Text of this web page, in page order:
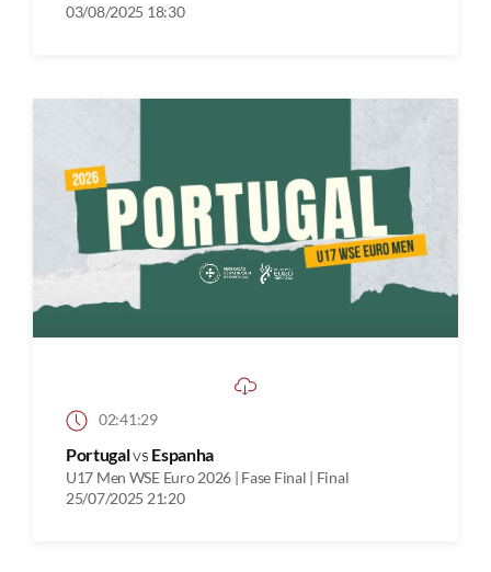
03/08/2025 18:30
02:41:29
Portugalvs Espanha
U17 Men WSE Euro 2026 | Fase Final | Final
25/07/2025 21:20